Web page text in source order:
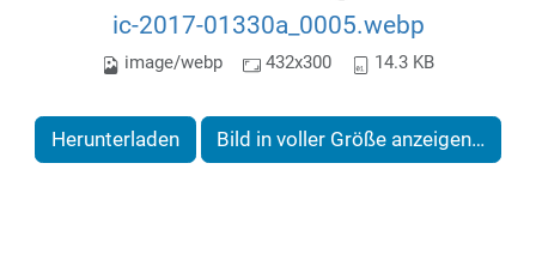
ic-2017-01330a_0005.webp
image/webp 432x300 14.3 KB
Herunterladen Bild in voller Größe anzeigen…